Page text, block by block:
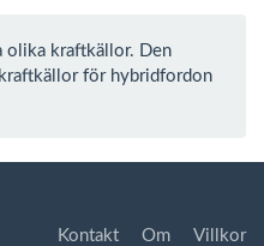
olika kraftkällor. Den
för hybridfordon
Kontakt
Om Villkor